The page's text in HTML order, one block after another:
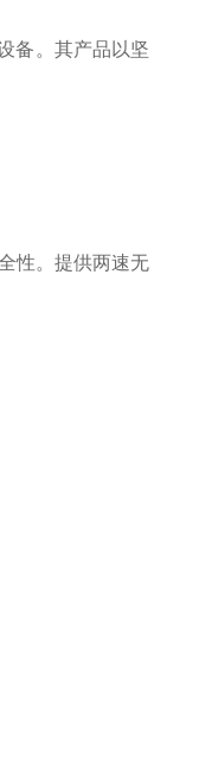
备。其产品以坚
性。提供两速无